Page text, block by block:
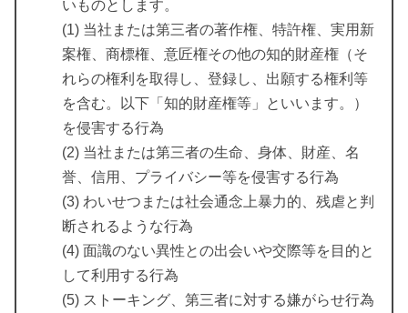
いものとします。
(1) 当社または第三者の著作権、特許権、実用新
案権、商標権、意匠権その他の知的財産権（そ
れらの権利を取得し、登録し、出願する権利等
を含む。以下「知的財産権等」といいます。）
を侵害する行為
(2) 当社または第三者の生命、身体、財産、名
誉、信用、プライバシー等を侵害する行為
(3) わいせつまたは社会通念上暴力的、残虐と判
断されるような行為
(4) 面識のない異性との出会いや交際等を目的と
して利用する行為
(5) ストーキング、第三者に対する嫌がらせ行為